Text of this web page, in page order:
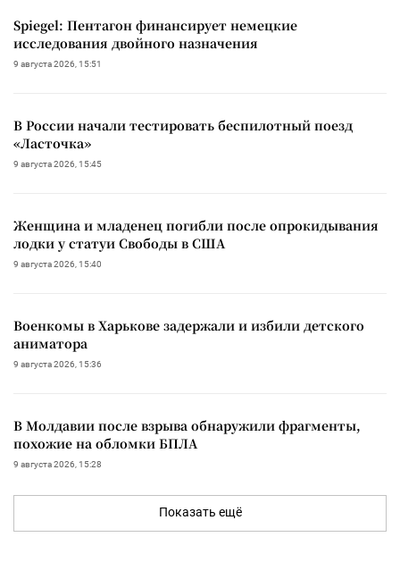
Spiegel: Пентагон финансирует немецкие
исследования двойного назначения
9 августа 2026, 15:51
В России начали тестировать беспилотный поезд
«Ласточка»
9 августа 2026, 15:45
Женщина и младенец погибли после опрокидывания
лодки у статуи Свободы в США
9 августа 2026, 15:40
Военкомы в Харькове задержали и избили детского
аниматора
9 августа 2026, 15:36
В Молдавии после взрыва обнаружили фрагменты,
похожие на обломки БПЛА
9 августа 2026, 15:28
Показать ещё